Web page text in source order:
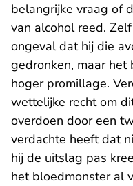
belangrijke vraag of
van alcohol reed.
ongeval dat hij die
gedronken, maar
hoger promillage.
wettelijke recht om
overdoen door een
verdachte heeft dat
hij de uitslag pas
het bloedmonster al